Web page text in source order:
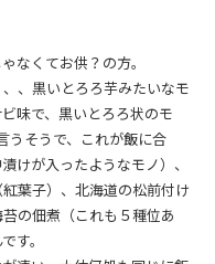
なくてお供？の方。
、黒いとろろ芋みたいなモ
味で、黒いとろろ状のモ
うそうで、これが飯に合
けが入ったようなモノ）、
葉子）、北海道の松前付け
の佃煮（これも５種位あ
す。